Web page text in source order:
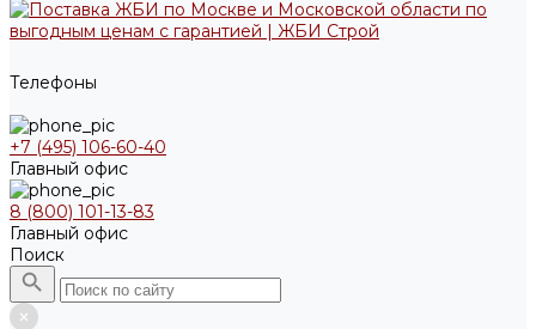
Телефоны
+7 (495) 106-60-40
Главный офис
8 (800) 101-13-83
Главный офис
Поиск